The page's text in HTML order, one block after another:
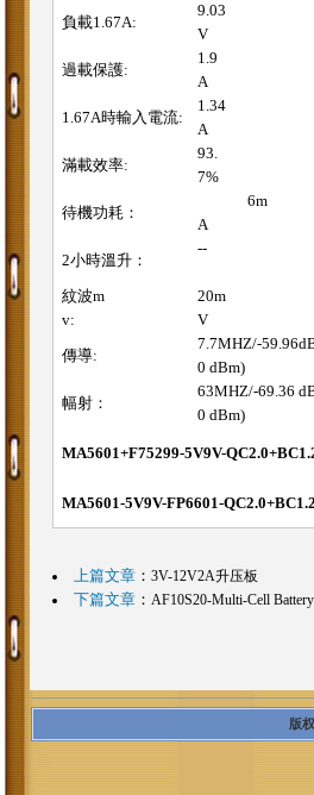
負載1.67A:
9.03
V
過載保護:
1.9
A
1.67A時輸入電流:
1.34
A
滿載效率:
93.
7%
待機功耗：
6m
A
2小時溫升：
--
紋波m
v:
20m
V
傳導:
7.7MHZ/-
0 dBm)
幅射：
63MHZ/-69.36
0 dBm)
MA5601+F75299-5V9V-
MA5601-5V9V-FP6601-QC2.0+BC1.2
上篇文章： 3V-12V2A升压板
下篇文章： AF10S20-Multi-Cell
版